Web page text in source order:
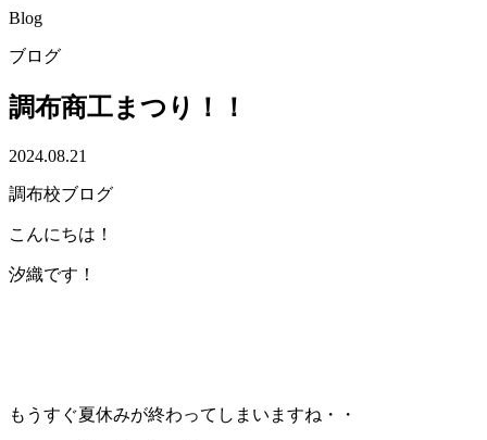
Blog
ブログ
調布商工まつり！！
2024.08.21
調布校ブログ
こんにちは！
汐織です！
もうすぐ夏休みが終わってしまいますね・・